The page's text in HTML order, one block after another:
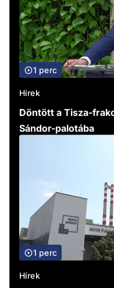
1 perc
Hírek
Döntött a Tisza-
Sándor-palotába
1 perc
Hírek